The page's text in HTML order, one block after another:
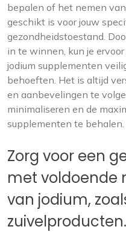
bepalen of het nemen
geschikt is voor jouw
gezondheidstoestand.
in te winnen, kun je
jodium supplementen
behoeften. Het is altijd
en aanbevelingen te
minimaliseren en de
supplementen te behalen.
Zorg voor een
met voldoende
van jodium,
zuivelproducten.